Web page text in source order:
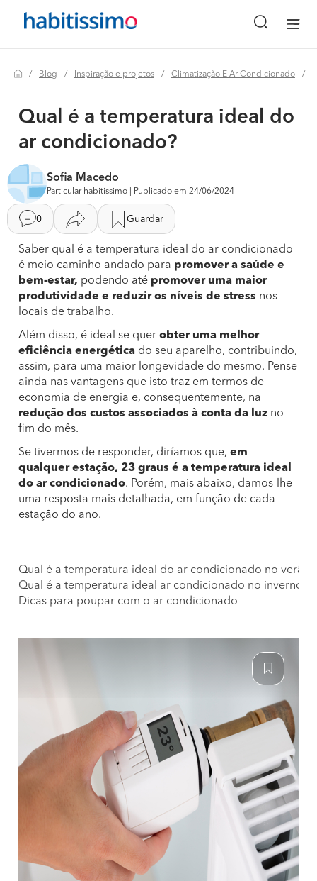
Blog Inspiração e projetos Climatização E Ar Condicionado
Qual é a temperatura ideal do
ar condicionado?
Sofia Macedo
Particular habitissimo | Publicado em 24/06/2024
0 Guardar
Saber qual é a temperatura ideal do ar condicionado
é meio caminho andado para promover a saúde e
bem-estar, podendo até promover uma maior
produtividade e reduzir os níveis de stress nos
locais de trabalho.
Além disso, é ideal se quer obter uma melhor
eficiência energética do seu aparelho, contribuindo,
assim, para uma maior longevidade do mesmo. Pense
ainda nas vantagens que isto traz em termos de
economia de energia e, consequentemente, na
redução dos custos associados à conta da luz no
fim do mês.
Se tivermos de responder, diríamos que, em
qualquer estação, 23 graus é a temperatura ideal
do ar condicionado. Porém, mais abaixo, damos-lhe
uma resposta mais detalhada, em função de cada
estação do ano.
Qual é a temperatura ideal do ar condicionado no verão?
Qual é a temperatura ideal ar condicionado no inverno?
Dicas para poupar com o ar condicionado